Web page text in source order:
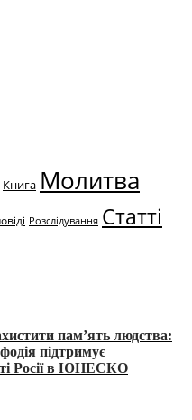
Книга Молитва
Розслідування Статті
пам’ять людства:
підтримує
Росії в ЮНЕСКО